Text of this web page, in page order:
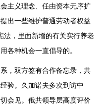
主义理念、任由资本无序扩
出一些维护普通劳动者权益
法，里面新增的有关实行养老
各种机会一直倡导的。
，双方签有合作备忘录，共
验。久加诺夫多次到访中
会见。俄共领导层高度评价